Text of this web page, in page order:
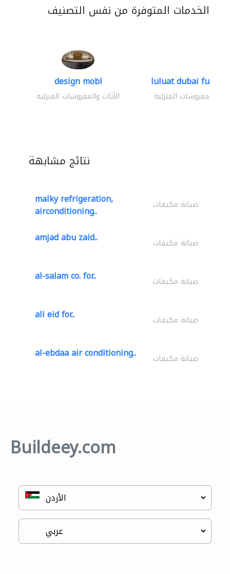
الخدمات المتوفرة من نفس التصنيف
design mobl
الأثاث والمفروشات المنزلية
luluat dubai
والمفروشات المنزلية
نتائج مشابهة
malky refrigeration,
airconditioning.. صيانة مكيفات
amjad abu zaid.. صيانة مكيفات
al-salam co. for.. صيانة مكيفات
ali eid for.. صيانة مكيفات
al-ebdaa air conditioning.. صيانة مكيفات
Buildeey.com